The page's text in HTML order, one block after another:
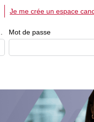
Mot de passe
Je me crée un espace